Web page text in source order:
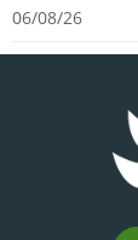
06/08/26